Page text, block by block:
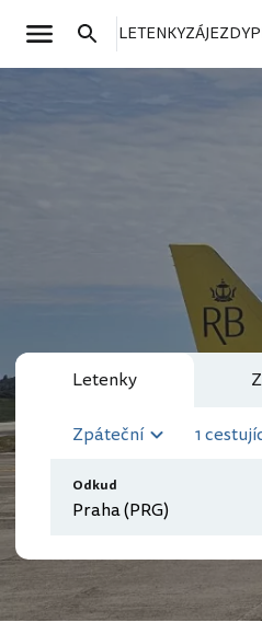
LETENKYZÁJEZDY
Letenky
Zpáteční 1
Odkud